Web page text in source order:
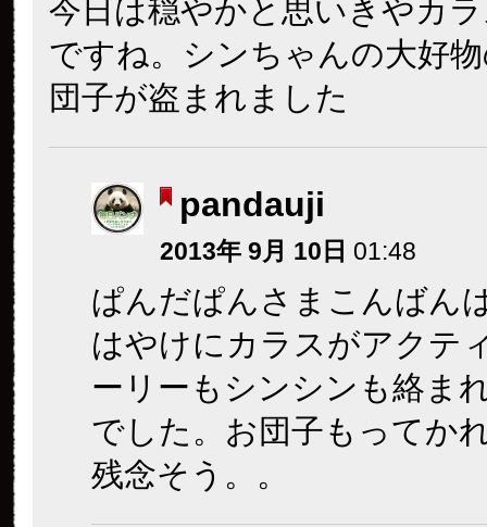
今日は穏やかと思いきやカ
ですね。シンちゃんの大好
団子が盗まれました
pandauji
2013年 9月 10日 01:48
ぱんだぱんさまこんばん
はやけにカラスがアクテ
ーリーもシンシンも絡ま
でした。お団子もってか
残念そう。。